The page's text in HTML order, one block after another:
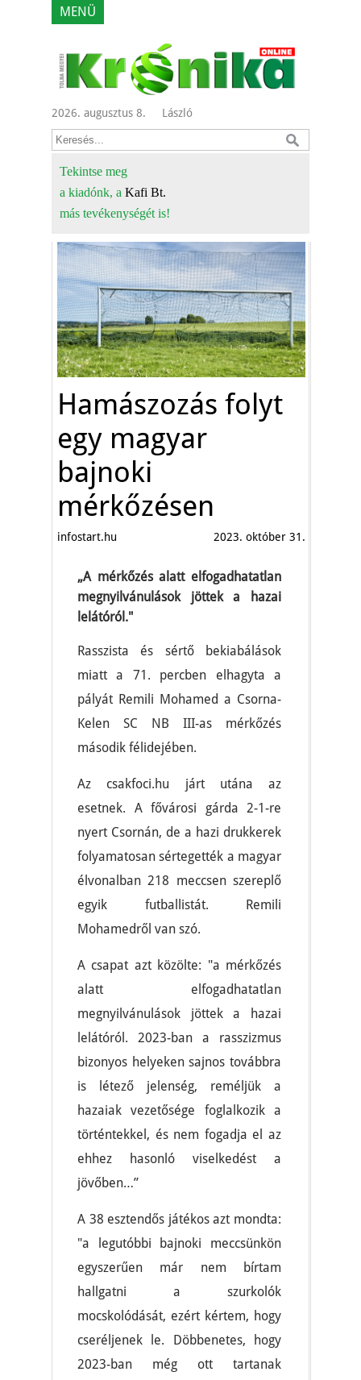
MENÜ
2026. augusztus 8. László
Tekintse meg
a kiadónk, a Kafi Bt.
más tevékenységét is!
Hamászozás folyt
egy magyar
bajnoki
mérkőzésen
infostart.hu 2023. október 31.
„A mérkőzés alatt elfogadhatatlan
megnyilvánulások jöttek a hazai
lelátóról."
Rasszista és sértő bekiabálások
miatt a 71. percben elhagyta a
pályát Remili Mohamed a Csorna-
Kelen SC NB III-as mérkőzés
második félidejében.
Az csakfoci.hu járt utána az
esetnek. A fővárosi gárda 2-1-re
nyert Csornán, de a hazi drukkerek
folyamatosan sértegették a magyar
élvonalban 218 meccsen szereplő
egyik futballistát. Remili
Mohamedről van szó.
A csapat azt közölte: "a mérkőzés
alatt elfogadhatatlan
megnyilvánulások jöttek a hazai
lelátóról. 2023-ban a rasszizmus
bizonyos helyeken sajnos továbbra
is létező jelenség, reméljük a
hazaiak vezetősége foglalkozik a
történtekkel, és nem fogadja el az
ehhez hasonló viselkedést a
jövőben…”
A 38 esztendős játékos azt mondta:
"a legutóbbi bajnoki meccsünkön
egyszerűen már nem bírtam
hallgatni a szurkolók
mocskolódását, ezért kértem, hogy
cseréljenek le. Döbbenetes, hogy
2023-ban még ott tartanak